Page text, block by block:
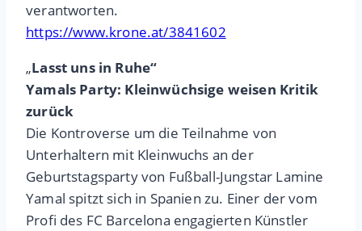
verantworten.
https://www.krone.at/3841602
„Lasst uns in Ruhe“
Yamals Party: Kleinwüchsige weisen Kritik
zurück
Die Kontroverse um die Teilnahme von
Unterhaltern mit Kleinwuchs an der
Geburtstagsparty von Fußball-Jungstar Lamine
Yamal spitzt sich in Spanien zu. Einer der vom
Profi des FC Barcelona engagierten Künstler